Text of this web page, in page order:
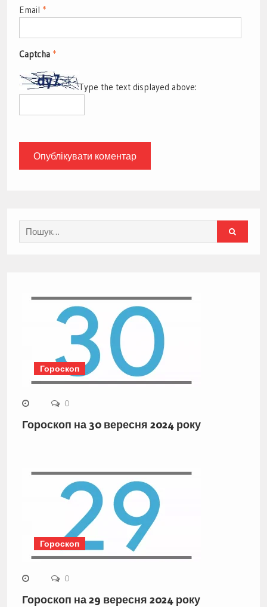
Email *
Captcha *
Type the text displayed above:
Search
for:
Гороскоп
0
Гороскоп на 30 вересня 2024 року
Гороскоп
0
Гороскоп на 29 вересня 2024 року